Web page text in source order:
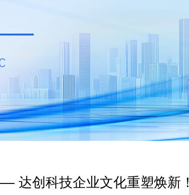
达创科技企业文化重塑焕新！